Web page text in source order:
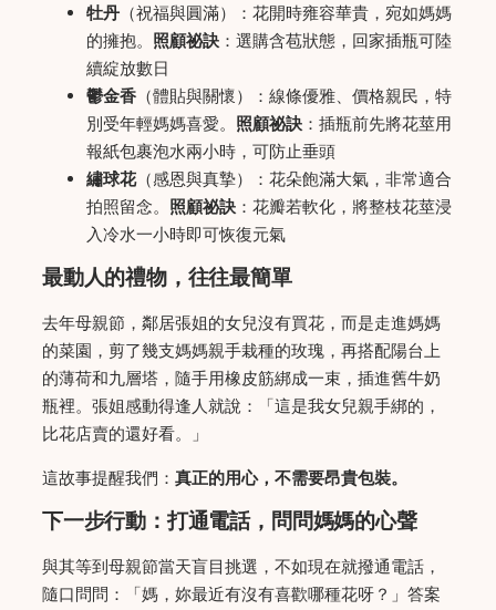
牡丹 （祝福與圓滿）：花開時雍容華貴，宛如媽媽
的擁抱。 照顧祕訣 ：選購含苞狀態，回家插瓶可陸
續綻放數日
鬱金香 （體貼與關懷）：線條優雅、價格親民，特
別受年輕媽媽喜愛。 照顧祕訣 ：插瓶前先將花莖用
報紙包裹泡水兩小時，可防止垂頭
繡球花（感恩與真摯）：花朵飽滿大氣，非常適合
拍照留念。 照顧祕訣 ：花瓣若軟化，將整枝花莖浸
入冷水一小時即可恢復元氣
最動人的禮物，往往最簡單
去年母親節，鄰居張姐的女兒沒有買花，而是走進媽媽
的菜園，剪了幾支媽媽親手栽種的玫瑰，再搭配陽台上
的薄荷和九層塔，隨手用橡皮筋綁成一束，插進舊牛奶
瓶裡。張姐感動得逢人就說：「這是我女兒親手綁的，
比花店賣的還好看。」
這故事提醒我們： 真正的用心，不需要昂貴包裝。
下一步行動：打通電話，問問媽媽的心聲
與其等到母親節當天盲目挑選，不如現在就撥通電話，
隨口問問：「媽，妳最近有沒有喜歡哪種花呀？」答案